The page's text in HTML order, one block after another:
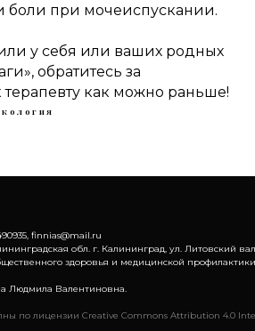
боли при мочеиспускании.
у себя или ваших родных
обратитесь за
терапевту как можно раньше!
finnias@mail.ru
обл. г. Калининград, ул. Литовский
здоровья и медицинской
Людмила Валентиновна.
по лицензии Creative Commons Attribution 4.0